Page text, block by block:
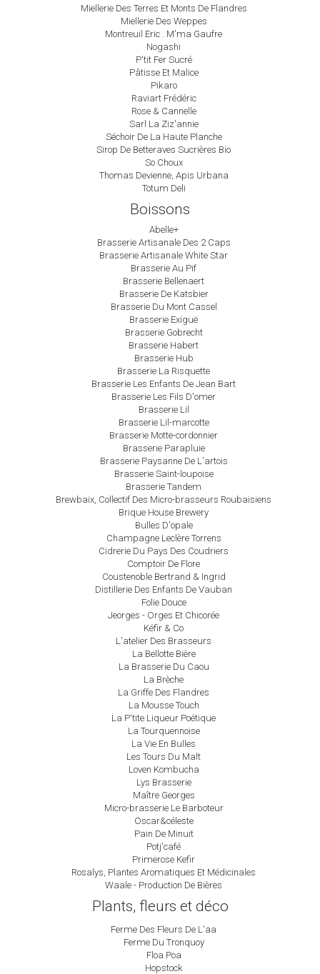
Miellerie Des Terres Et Monts De Flandres
Miellerie Des Weppes
Montreuil Eric . M'ma Gaufre
Nogashi
P'tit Fer Sucré
Pâtisse Et Malice
Pikaro
Raviart Frédéric
Rose & Cannelle
Sarl La Ziz'annie
Séchoir De La Haute Planche
Sirop De Betteraves Sucrières Bio
So Choux
Thomas Devienne, Apis Urbana
Totum Deli
Boissons
Abelle+
Brasserie Artisanale Des 2 Caps
Brasserie Artisanale White Star
Brasserie Au Pif
Brasserie Bellenaert
Brasserie De Katsbier
Brasserie Du Mont Cassel
Brasserie Exiguë
Brasserie Gobrecht
Brasserie Habert
Brasserie Hub
Brasserie La Risquette
Brasserie Les Enfants De Jean Bart
Brasserie Les Fils D'omer
Brasserie Lil
Brasserie Lil-marcotte
Brasserie Motte-cordonnier
Brasserie Parapluie
Brasserie Paysanne De L'artois
Brasserie Saint-loupoise
Brasserie Tandem
Brewbaix, Collectif Des Micro-brasseurs Roubaisiens
Brique House Brewery
Bulles D'opale
Champagne Leclère Torrens
Cidrerie Du Pays Des Coudriers
Comptoir De Flore
Coustenoble Bertrand & Ingrid
Distillerie Des Enfants De Vauban
Folie Douce
Jeorges - Orges Et Chicorée
Kéfir & Co
L'atelier Des Brasseurs
La Bellotte Bière
La Brasserie Du Caou
La Brèche
La Griffe Des Flandres
La Mousse Touch
La P'tite Liqueur Poétique
La Tourquennoise
La Vie En Bulles
Les Tours Du Malt
Loven Kombucha
Lys Brasserie
Maître Georges
Micro-brasserie Le Barboteur
Oscar&céleste
Pain De Minuit
Potj'café
Primerose Kefir
Rosalys, Plantes Aromatiques Et Médicinales
Waale - Production De Bières
Plants, fleurs et déco
Ferme Des Fleurs De L'aa
Ferme Du Tronquoy
Floa Poa
Hopstock